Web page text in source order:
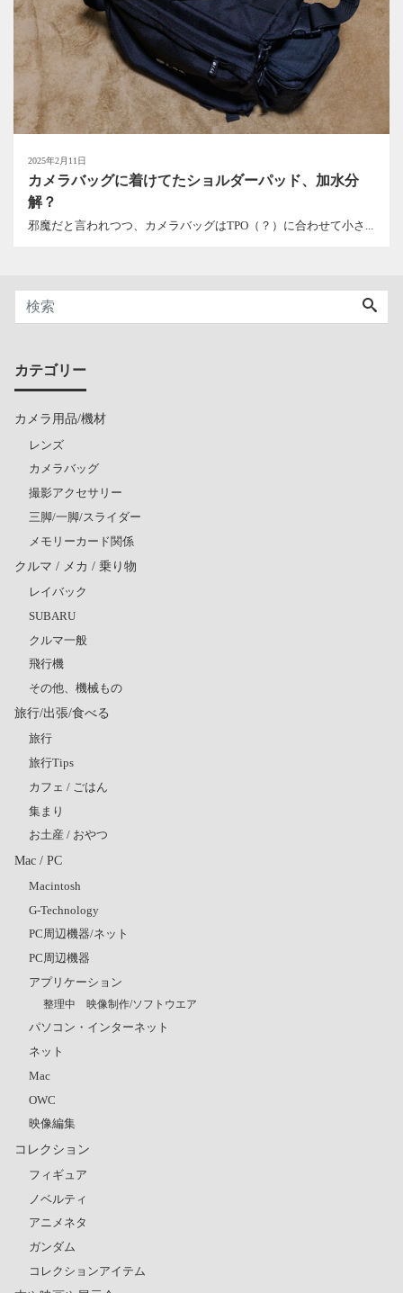
2025年2月11日
カメラバッグに着けてたショルダーパッド、加水分
解？
邪魔だと言われつつ、カメラバッグはTPO（？）に合わせて小さ...
カテゴリー
カメラ用品/機材
レンズ
カメラバッグ
撮影アクセサリー
三脚/一脚/スライダー
メモリーカード関係
クルマ / メカ / 乗り物
レイバック
SUBARU
クルマ一般
飛行機
その他、機械もの
旅行/出張/食べる
旅行
旅行Tips
カフェ / ごはん
集まり
お土産 / おやつ
Mac / PC
Macintosh
G-Technology
PC周辺機器/ネット
PC周辺機器
アプリケーション
整理中 映像制作/ソフトウエア
パソコン・インターネット
ネット
Mac
OWC
映像編集
コレクション
フィギュア
ノベルティ
アニメネタ
ガンダム
コレクションアイテム